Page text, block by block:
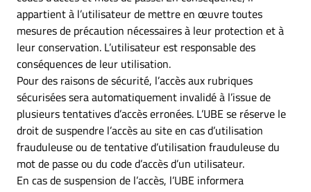
appartient à l’utilisateur de mettre en œuvre toutes
mesures de précaution nécessaires à leur protection et à
leur conservation. L’utilisateur est responsable des
conséquences de leur utilisation.
Pour des raisons de sécurité, l’accès aux rubriques
sécurisées sera automatiquement invalidé à l’issue de
plusieurs tentatives d’accès erronées. L’UBE se réserve le
droit de suspendre l’accès au site en cas d’utilisation
frauduleuse ou de tentative d’utilisation frauduleuse du
mot de passe ou du code d’accès d’un utilisateur.
En cas de suspension de l’accès, l’UBE informera